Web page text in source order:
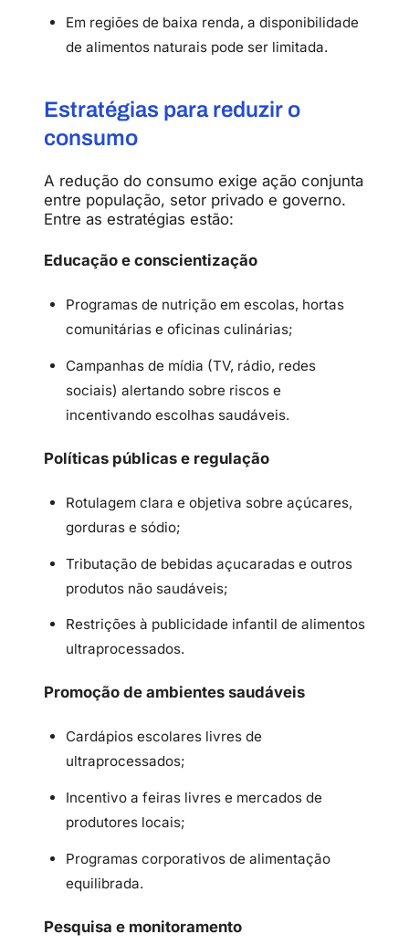
Em regiões de baixa renda, a disponibilidade
de alimentos naturais pode ser limitada.
Estratégias para reduzir o
consumo
A redução do consumo exige ação conjunta
entre população, setor privado e governo.
Entre as estratégias estão:
Educação e conscientização
Programas de nutrição em escolas, hortas
comunitárias e oficinas culinárias;
Campanhas de mídia (TV, rádio, redes
sociais) alertando sobre riscos e
incentivando escolhas saudáveis.
Políticas públicas e regulação
Rotulagem clara e objetiva sobre açúcares,
gorduras e sódio;
Tributação de bebidas açucaradas e outros
produtos não saudáveis;
Restrições à publicidade infantil de alimentos
ultraprocessados.
Promoção de ambientes saudáveis
Cardápios escolares livres de
ultraprocessados;
Incentivo a feiras livres e mercados de
produtores locais;
Programas corporativos de alimentação
equilibrada.
Pesquisa e monitoramento